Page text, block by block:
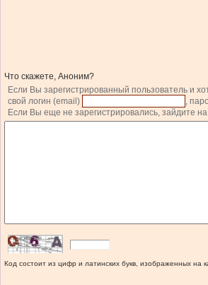
Что скажете, Аноним?
Если Вы зарегистрированный пользователь и
свой логин (email)
,
Если Вы еще не зарегистрировались, зайдите на
Код состоит из цифр и латинских букв, изображенных на